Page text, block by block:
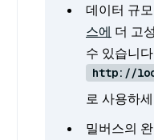
데이터 규
스에 더 고
수 있습니
http://
로 사용하
밀버스의